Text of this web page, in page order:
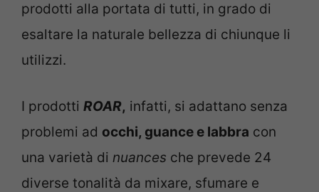
prodotti alla portata di tutti, in grado di
esaltare la naturale bellezza di chiunque li
utilizzi.
I prodotti ROAR, infatti, si adattano senza
problemi ad occhi, guance e labbra con
una varietà di nuances che prevede 24
diverse tonalità da mixare, sfumare e